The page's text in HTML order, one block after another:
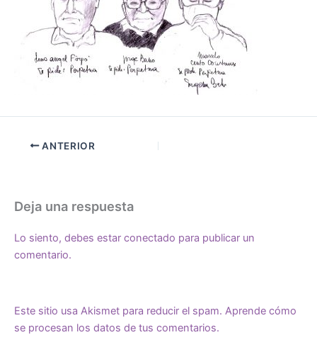
ANTERIOR
Deja una respuesta
Lo siento, debes estar conectado para publicar un
comentario.
Este sitio usa Akismet para reducir el spam. Aprende cómo
se procesan los datos de tus comentarios.